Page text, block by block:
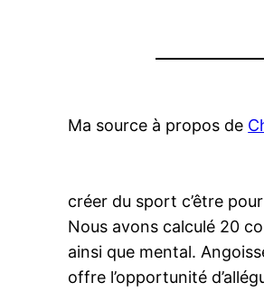
Ma source à propos de
créer du sport c’être
Nous avons calculé 20
ainsi que mental.
offre l’opportunité